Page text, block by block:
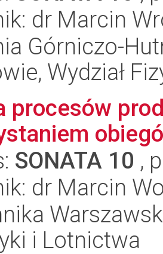
dr Marcin
Górniczo-
Wydział
procesów
SONATA 10 ,
dr Marcin
i Lotnictwa